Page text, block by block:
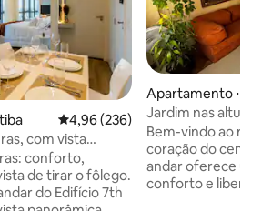
4,96 de uma avaliação média de
4,96 (236)
com vista
conforto,
de tirar o fôlego.
do Edifício 7th
Apartamento ⋅
Jardim nas
tranquilidade
Bem-vindo ao
coração do
andar oferece
conforto e